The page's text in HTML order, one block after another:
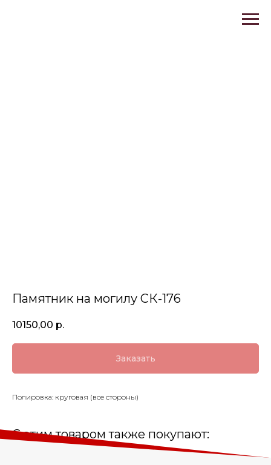
Памятник на могилу СК-176
10150,00 р.
Заказать
Полировка: круговая (все стороны)
С этим товаром также покупают: